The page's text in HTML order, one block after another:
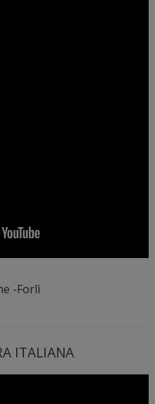
-Forlì
ITALIANA